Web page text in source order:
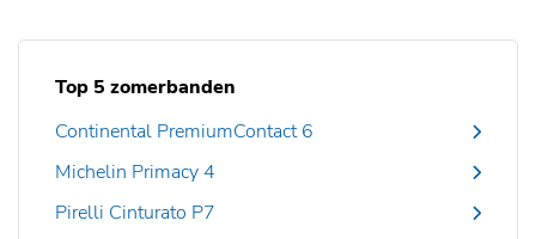
Top 5 zomerbanden
Continental PremiumContact 6
Michelin Primacy 4
Pirelli Cinturato P7